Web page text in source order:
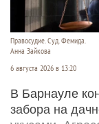
Правосудие. Суд. Фемида.
Анна Зайкова
6 августа 2026 в 13:20
В Барнауле
забора на